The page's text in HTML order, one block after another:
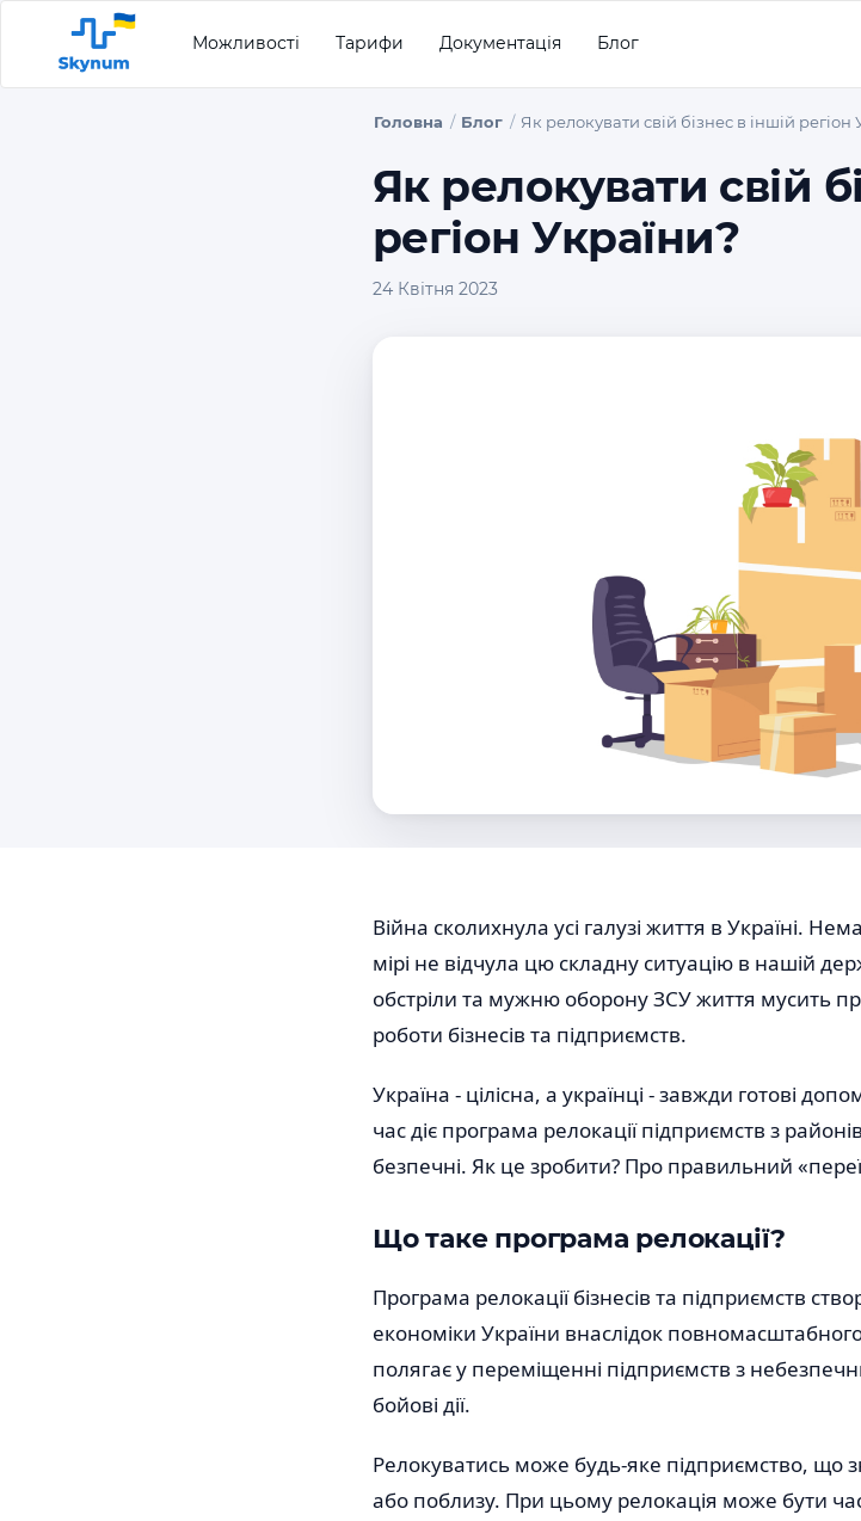
Можливості Тарифи Документація Блог
Головна Блог Як релокувати свій бізнес в іншій регіон
Як релокувати свій
регіон України?
24 Квітня 2023
Війна сколихнула усі галузі життя в Україні.
мірі не відчула цю складну ситуацію в нашій
обстріли та мужню оборону ЗСУ життя мусить
роботи бізнесів та підприємств.
Україна - цілісна, а українці - завжди готові
час діє програма релокації підприємств з
безпечні. Як це зробити? Про правильний
Що таке програма релокації?
Програма релокації бізнесів та підприємств
економіки України внаслідок
полягає у переміщенні підприємств з
бойові дії.
Релокуватись може будь-яке підприємство, що
або поблизу. При цьому релокація може бути